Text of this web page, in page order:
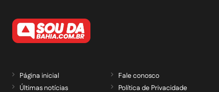
Página inicial
Últimas notícias
Fale conosco
Política de Privacidade